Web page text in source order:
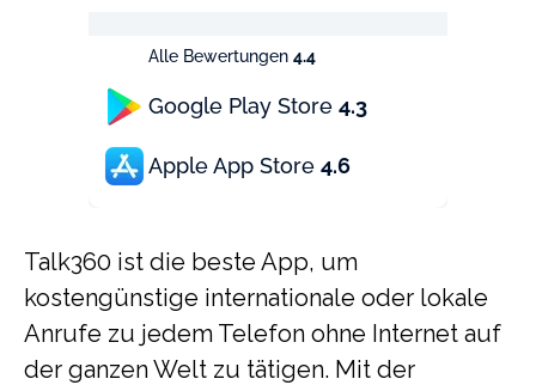
Alle Bewertungen 4.4
Google Play Store 4.3
Apple App Store 4.6
Talk360 ist die beste App, um
kostengünstige internationale oder lokale
Anrufe zu jedem Telefon ohne Internet auf
der ganzen Welt zu tätigen. Mit der